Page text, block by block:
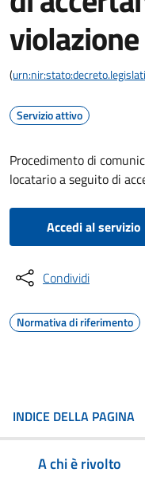
violazione
(
Servizio attivo
Procedimento di
locatario a seguito di
Accedi al servizio
Condividi
Normativa di riferimento
INDICE DELLA PAGINA
A chi è rivolto